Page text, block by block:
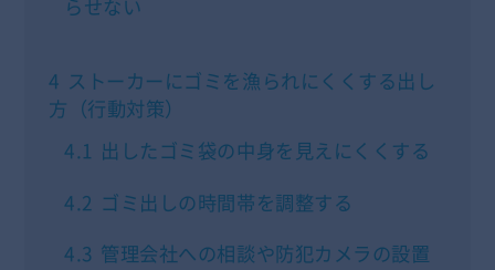
らせない
4 ストーカーにゴミを漁られにくくする出し
方（行動対策）
4.1 出したゴミ袋の中身を見えにくくする
4.2 ゴミ出しの時間帯を調整する
4.3 管理会社への相談や防犯カメラの設置